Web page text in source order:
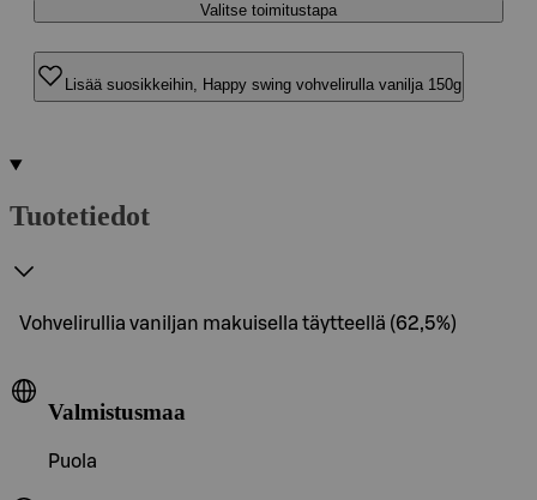
Valitse toimitustapa
Lisää suosikkeihin, Happy swing vohvelirulla vanilja 150g
Tuotetiedot
Vohvelirullia vaniljan makuisella täytteellä (62,5%)
Valmistusmaa
Puola